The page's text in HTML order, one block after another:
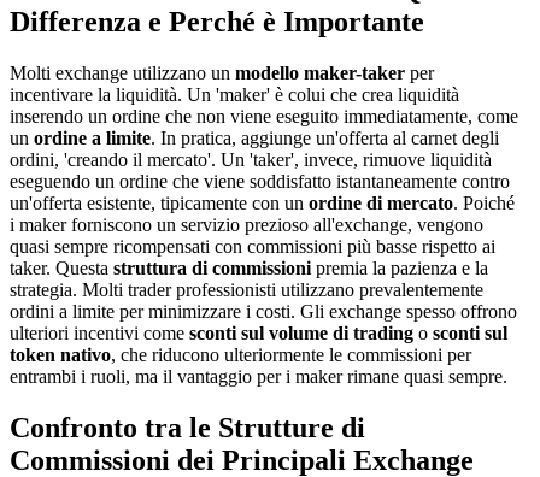
Differenza e Perché è Importante
Molti exchange utilizzano un modello maker-taker per
incentivare la liquidità. Un 'maker' è colui che crea liquidità
inserendo un ordine che non viene eseguito immediatamente, come
un ordine a limite. In pratica, aggiunge un'offerta al carnet degli
ordini, 'creando il mercato'. Un 'taker', invece, rimuove liquidità
eseguendo un ordine che viene soddisfatto istantaneamente contro
un'offerta esistente, tipicamente con un ordine di mercato. Poiché
i maker forniscono un servizio prezioso all'exchange, vengono
quasi sempre ricompensati con commissioni più basse rispetto ai
taker. Questa struttura di commissioni premia la pazienza e la
strategia. Molti trader professionisti utilizzano prevalentemente
ordini a limite per minimizzare i costi. Gli exchange spesso offrono
ulteriori incentivi come sconti sul volume di trading o sconti sul
token nativo, che riducono ulteriormente le commissioni per
entrambi i ruoli, ma il vantaggio per i maker rimane quasi sempre.
Confronto tra le Strutture di
Commissioni dei Principali Exchange